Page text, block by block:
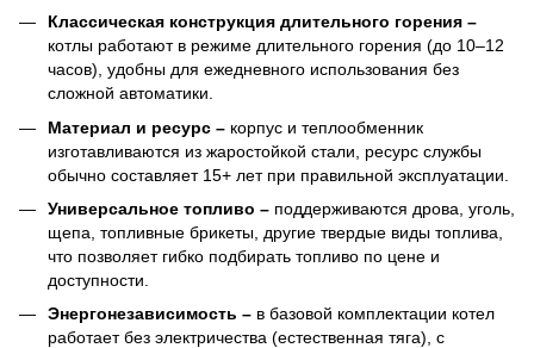
Классическая конструкция длительного горения –
котлы работают в режиме длительного горения (до 10–12
часов), удобны для ежедневного использования без
сложной автоматики.
Материал и ресурс – корпус и теплообменник
изготавливаются из жаростойкой стали, ресурс службы
обычно составляет 15+ лет при правильной эксплуатации.
Универсальное топливо – поддерживаются дрова, уголь,
щепа, топливные брикеты, другие твердые виды топлива,
что позволяет гибко подбирать топливо по цене и
доступности.
Энергонезависимость – в базовой комплектации котел
работает без электричества (естественная тяга), с